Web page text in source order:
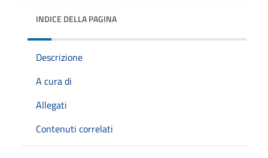
INDICE DELLA PAGINA
Descrizione
A cura di
Allegati
Contenuti correlati